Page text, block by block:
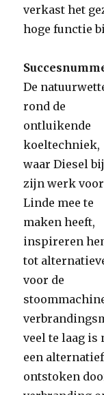
verkast het
hoge functie
De
rond de
ontluikende
koeltechniek,
waar Diesel bij
zijn werk voor
Linde mee te
maken heeft,
inspireren
tot
voor de
veel te laag is
een
ontstoken